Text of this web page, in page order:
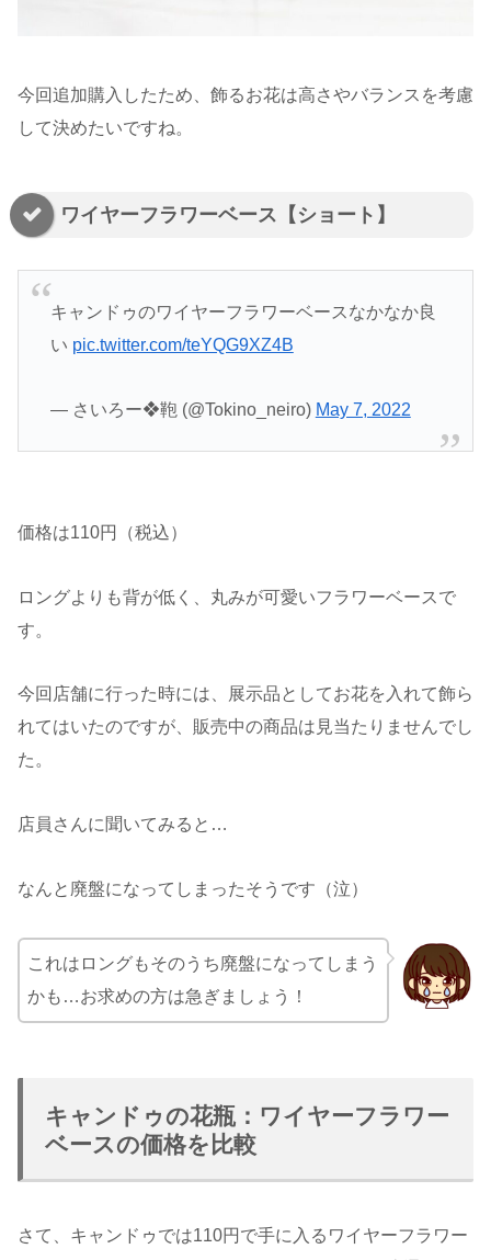
今回追加購入したため、飾るお花は高さやバランスを考慮
して決めたいですね。
ワイヤーフラワーベース【ショート】
キャンドゥのワイヤーフラワーベースなかなか良
い pic.twitter.com/teYQG9XZ4B
— さいろー❖鞄 (@Tokino_neiro) May 7, 2022
価格は110円（税込）
ロングよりも背が低く、丸みが可愛いフラワーベースで
す。
今回店舗に行った時には、展示品としてお花を入れて飾ら
れてはいたのですが、販売中の商品は見当たりませんでし
た。
店員さんに聞いてみると…
なんと廃盤になってしまったそうです（泣）
これはロングもそのうち廃盤になってしまう
かも…お求めの方は急ぎましょう！
キャンドゥの花瓶：ワイヤーフラワー
ベースの価格を比較
さて、キャンドゥでは110円で手に入るワイヤーフラワー